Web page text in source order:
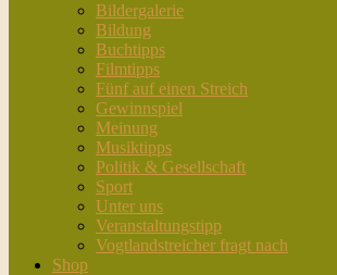
Bildergalerie
Bildung
Buchtipps
Filmtipps
Fünf auf einen Streich
Gewinnspiel
Meinung
Musiktipps
Politik & Gesellschaft
Sport
Unter uns
Veranstaltungstipp
Vogtlandstreicher fragt nach
Shop